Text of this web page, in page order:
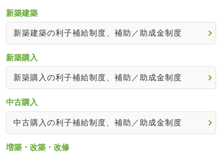
新築建築
新築建築の利子補給制度、補助／助成金制度
新築購入
新築購入の利子補給制度、補助／助成金制度
中古購入
中古購入の利子補給制度、補助／助成金制度
増築・改築・改修